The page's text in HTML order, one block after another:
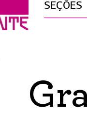
SEÇÕES